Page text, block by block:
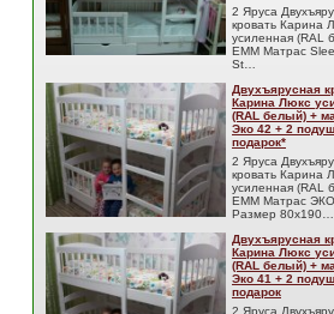
2 Яруса
кровать Карина
усиленная (RAL
EMM Матрас
St…
Двухъярусная
Карина Люкс
(RAL белый) +
Эко 42 + 2
подарок*
2 Яруса
кровать Карина
усиленная (RAL
EMM Матрас
Размер 80x190…
Двухъярусная
Карина Люкс
(RAL белый) +
Эко 41 + 2
подарок
2 Яруса